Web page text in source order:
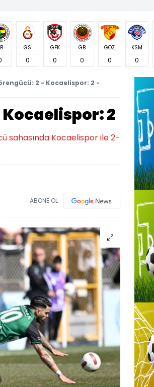
GS
0
GFK
0
GB
0
GÖZ
0
KSM
0
2 - Kocaelispor: 2 -
2
sahasında Kocaelispor ile 2-
ABONE OL